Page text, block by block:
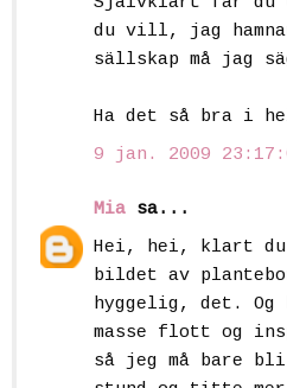
du vill, jag
sällskap må jag
Ha det så bra i
9 jan. 2009
Mia sa...
Hei, hei, klart du
bildet av
hyggelig, det. Og
masse flott og
så jeg må bare bli